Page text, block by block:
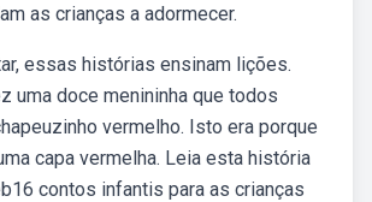
as crianças a adormecer.
essas histórias ensinam lições.
uma doce menininha que todos
vermelho. Isto era porque
capa vermelha. Leia esta história
contos infantis para as crianças